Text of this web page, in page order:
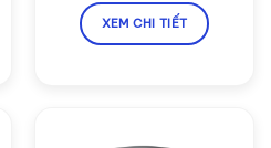
XEM CHI TIẾT